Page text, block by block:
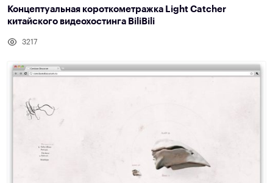
Концептуальная короткометражка Light Catcher
китайского видеохостинга BiliBili
3217